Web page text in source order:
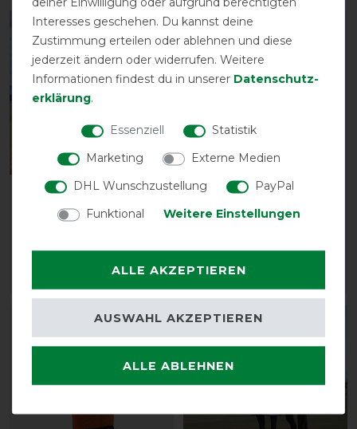
-10%
Weatherbeeta Comfitec
Zephyr Fly Sheet Combo
89,95 € *
Neu
-10%
Weatherbeeta Comfitec
Dura-Mesh Fly Wraps
44,95 € *
-10%
Interesses geschehen. Du kannst deine
Zustimmung erteilen oder ablehnen und diese
jederzeit ändern oder widerrufen. Weitere
Informationen findest du in unserer Daten­schutz­
erklärung.
Essenziell
Statistik
Marketing
Externe Medien
DHL Wunschzustellung
PayPal
Funktional
Weitere Einstellungen
ALLE AKZEPTIEREN
ALLE ABLEHNEN
AUSWAHL AKZEPTIEREN